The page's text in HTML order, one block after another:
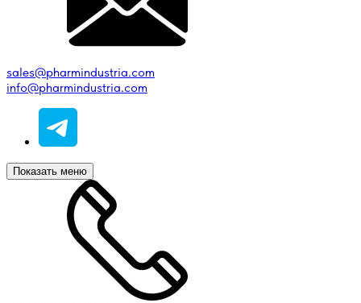
sales@pharmindustria.com
info@pharmindustria.com
Показать меню